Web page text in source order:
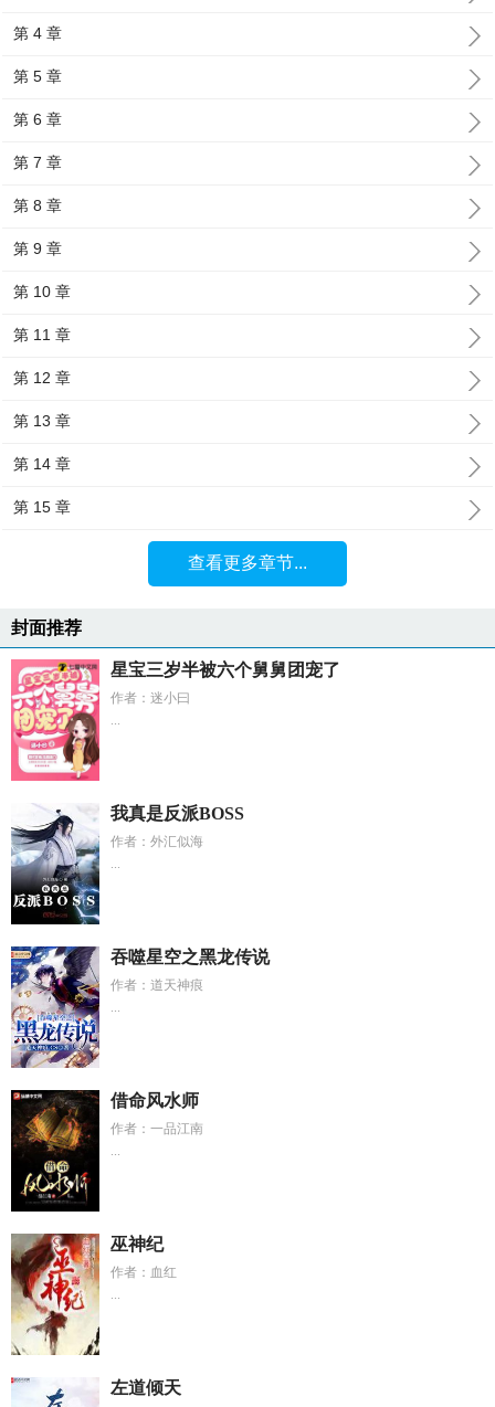
第 4 章
第 5 章
第 6 章
第 7 章
第 8 章
第 9 章
第 10 章
第 11 章
第 12 章
第 13 章
第 14 章
第 15 章
查看更多章节...
封面推荐
星宝三岁半被六个舅舅团宠了
作者：迷小曰
...
我真是反派BOSS
作者：外汇似海
...
吞噬星空之黑龙传说
作者：道天神痕
...
借命风水师
作者：一品江南
...
巫神纪
作者：血红
...
左道倾天